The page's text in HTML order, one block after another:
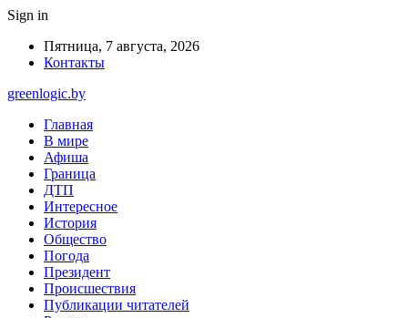
Sign in
Пятница, 7 августа, 2026
Контакты
greenlogic.by
Главная
В мире
Афиша
Граница
ДТП
Интересное
История
Общество
Погода
Президент
Происшествия
Публикации читателей